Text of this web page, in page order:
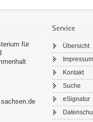
für
Service
Übersicht
Impressum
Kontakt
Suche
eSignatur